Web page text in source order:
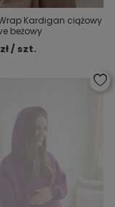
Kardigan ciążowy
beżowy
/ szt.